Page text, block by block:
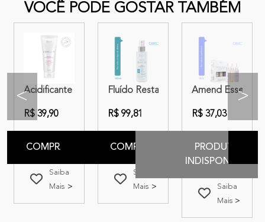
VOCÊ PODE GOSTAR TAMBÉM
<
75ml
Intensy 40 volumes 75ml
Seca Sem Frizz | 3 produtos
Acidificante Máscara de Equilíbrio do pH Amend Essencial
R$ 39,90
COMPRAR
Saiba
Mais
Fluído Restaurador Amend Essencial
R$ 99,81
COMPRAR
Saiba
Mais
Amend
R$ 37,03
INDISPONIVEL
Saiba
Mais
>